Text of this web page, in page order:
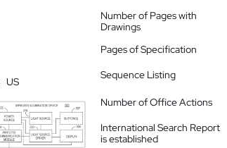
US
Number of Pages with
Drawings
Pages of Specification
Sequence Listing
Number of Office Actions
International Search Report
is established